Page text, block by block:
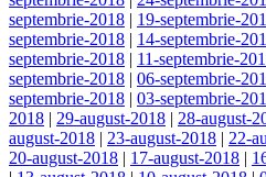
septembrie-2018 | 19-septembrie-
septembrie-2018 | 14-septembrie-
septembrie-2018 | 11-septembrie-
septembrie-2018 | 06-septembrie-
septembrie-2018 | 03-septembrie-
2018 | 29-august-2018 | 28-august-
august-2018 | 23-august-2018 | 22-
20-august-2018 | 17-august-2018 |